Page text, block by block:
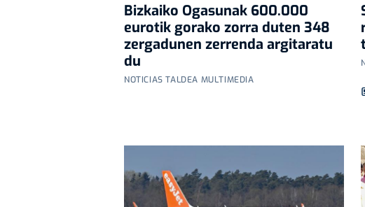
Bizkaiko Ogasunak 600.000
eurotik gorako zorra duten 348
zergadunen zerrenda argitaratu
du
NOTICIAS TALDEA MULTIMEDIA